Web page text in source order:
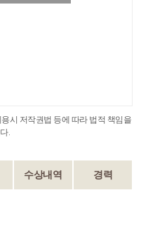
시 저작권법 등에 따라 법적 책임을
.
수상내역 경력